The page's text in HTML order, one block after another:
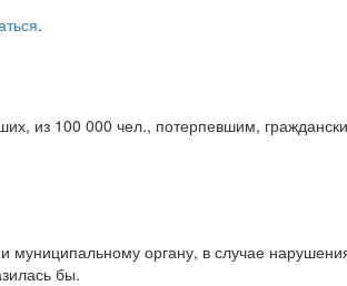
.
из 100 000 чел., потерпевшим,
органу, в случае
бы.